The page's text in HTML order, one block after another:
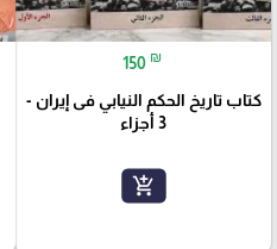
150 ₪
كتاب تاريخ الحكم النيابي فى إيران -
3 أجزاء
add_shopping_cart